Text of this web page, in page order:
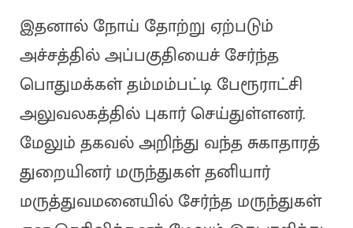
இதனால் நோய் தோற்று ஏற்படும்
அச்சத்தில் அப்பகுதியைச் சேர்ந்த
பொதுமக்கள் தம்மம்பட்டி பேரூராட்சி
அலுவலகத்தில் புகார் செய்துள்ளனர்.
மேலும் தகவல் அறிந்து வந்த சுகாதாரத்
துறையினர் மருந்துகள் தனியார்
மருத்துவமனையில் சேர்ந்த மருந்துகள்